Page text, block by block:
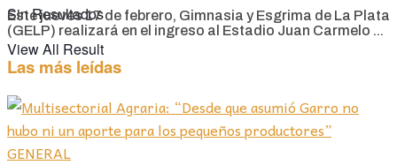
Sin Resultados
View All Result
Este jueves 17 de febrero, Gimnasia y Esgrima de La Plata
(GELP) realizará en el ingreso al Estadio Juan Carmelo ...
Las más leídas
GENERAL